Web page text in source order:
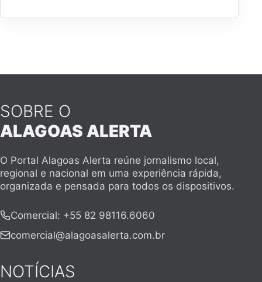
SOBRE O
ALAGOAS ALERTA
O Portal Alagoas Alerta reúne jornalismo local,
regional e nacional em uma experiência rápida,
organizada e pensada para todos os dispositivos.
Comercial: +55 82 98116.6060
comercial@alagoasalerta.com.br
NOTÍCIAS